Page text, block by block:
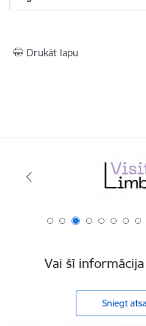
Drukāt lapu
Vai šī
Sniegt